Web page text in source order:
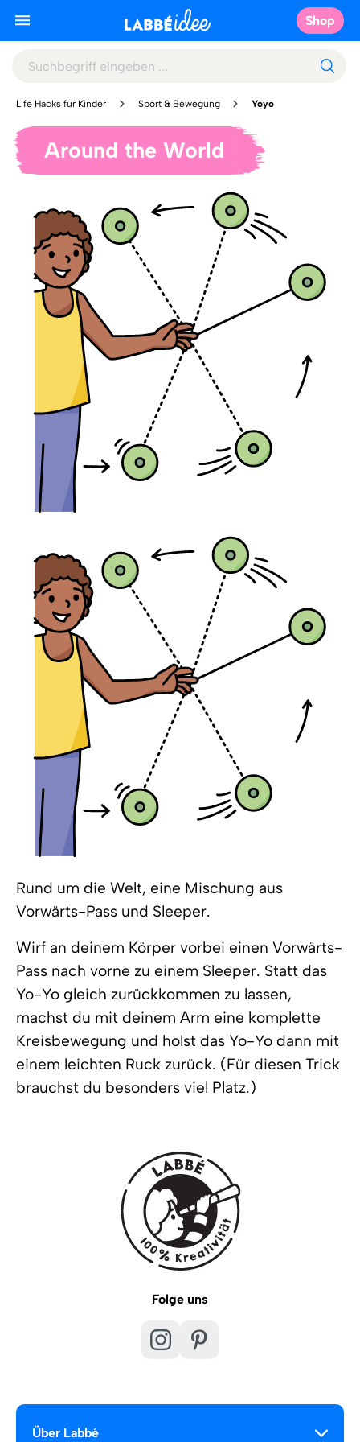
Shop
Life Hacks für Kinder Sport & Bewegung Yoyo
Around the World
Rund um die Welt, eine Mischung aus
Vorwärts-Pass und Sleeper.
Wirf an deinem Körper vorbei einen Vorwärts-
Pass nach vorne zu einem Sleeper. Statt das
Yo-Yo gleich zurückkommen zu lassen,
machst du mit deinem Arm eine komplette
Kreisbewegung und holst das Yo-Yo dann mit
einem leichten Ruck zurück. (Für diesen Trick
brauchst du besonders viel Platz.)
Folge uns
Über Labbé